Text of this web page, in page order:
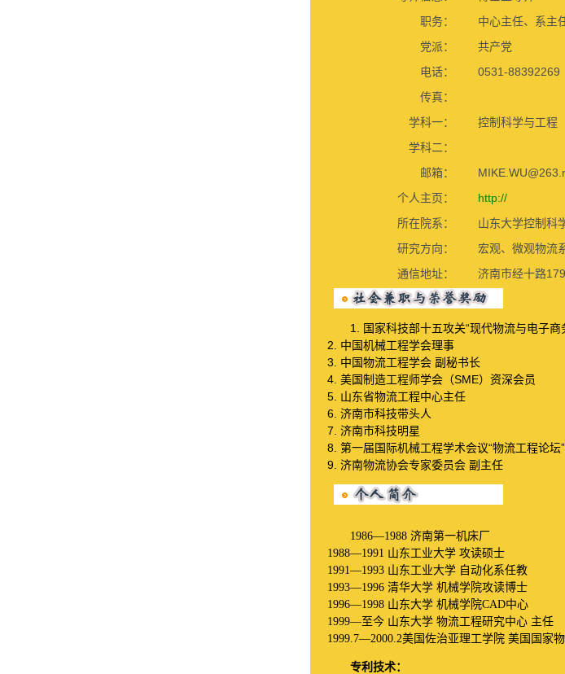
职务：
中心主任、系主
党派：
共产党
电话：
0531-88392269
传真：
学科一：
控制科学与工程
学科二：
邮箱：
个人主页：
http://
所在院系：
山东大学控制科
研究方向：
宏观、微观物流
通信地址：
济南市经十路
1. 国家科技部十五攻关“现代物流与电子商
2. 中国机械工程学会理事
3. 中国物流工程学会 副秘书长
4. 美国制造工程师学会（SME）资深会员
5. 山东省物流工程中心主任
6. 济南市科技带头人
7. 济南市科技明星
8. 第一届国际机械工程学术会议“物流工程论坛”
9. 济南物流协会专家委员会 副主任
1986—1988 济南第一机床厂
1988—1991 山东工业大学 攻读硕士
1991—1993 山东工业大学 自动化系任教
1993—1996 清华大学 机械学院攻读博士
1996—1998 山东大学 机械学院CAD中心
1999—至今 山东大学 物流工程研究中心 主任
1999.7—2000.2美国佐治亚理工学院 美国国家
专利技术：